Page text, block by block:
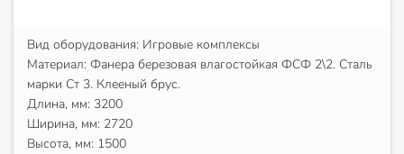
Вид оборудования: Игровые комплексы
Материал: Фанера березовая влагостойкая ФСФ 2\2. Сталь
марки Ст 3. Клееный брус.
Длина, мм: 3200
Ширина, мм: 2720
Высота, мм: 1500